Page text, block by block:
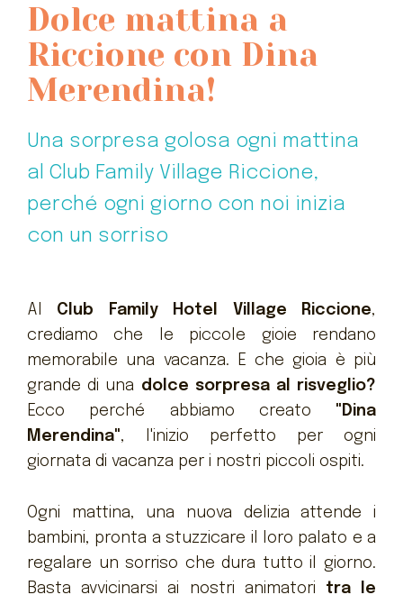
Dolce mattina a
Riccione con Dina
Merendina!
Una sorpresa golosa ogni mattina
al Club Family Village Riccione,
perché ogni giorno con noi inizia
con un sorriso
Al Club Family Hotel Village Riccione,
crediamo che le piccole gioie rendano
memorabile una vacanza. E che gioia è più
grande di una dolce sorpresa al risveglio?
Ecco perché abbiamo creato "Dina
Merendina", l'inizio perfetto per ogni
giornata di vacanza per i nostri piccoli ospiti.
Ogni mattina, una nuova delizia attende i
bambini, pronta a stuzzicare il loro palato e a
regalare un sorriso che dura tutto il giorno.
Basta avvicinarsi ai nostri animatori tra le